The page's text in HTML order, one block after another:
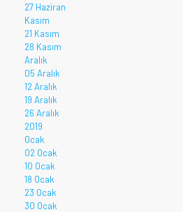
27 Haziran
Kasım
21 Kasım
28 Kasım
Aralık
05 Aralık
12 Aralık
19 Aralık
26 Aralık
2019
Ocak
02 Ocak
10 Ocak
18 Ocak
23 Ocak
30 Ocak